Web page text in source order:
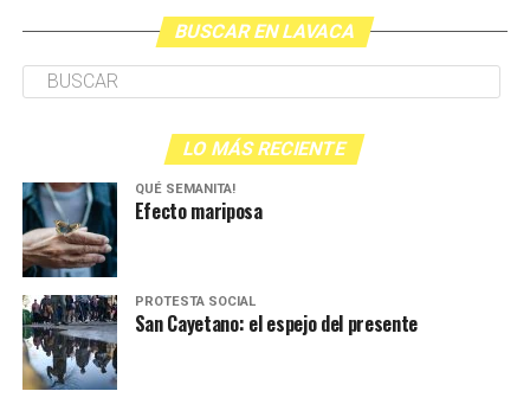
BUSCAR EN LAVACA
LO MÁS RECIENTE
QUÉ SEMANITA!
Efecto mariposa
PROTESTA SOCIAL
San Cayetano: el espejo del presente